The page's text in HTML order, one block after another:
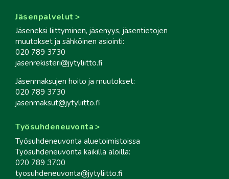
Jäsenpalvelut
Jäseneksi liittyminen, jäsenyys, jäsentietojen
muutokset ja sähköinen asiointi:
020 789 3730
jasenrekisteri@jytyliitto.fi
Jäsenmaksujen hoito ja muutokset:
020 789 3730
jasenmaksut@jytyliitto.fi
Työsuhdeneuvonta
Työsuhdeneuvonta aluetoimistoissa
Työsuhdeneuvonta kaikilla aloilla:
020 789 3700
tyosuhdeneuvonta@jytyliitto.fi